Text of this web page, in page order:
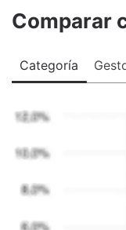
Comparar
Categoría